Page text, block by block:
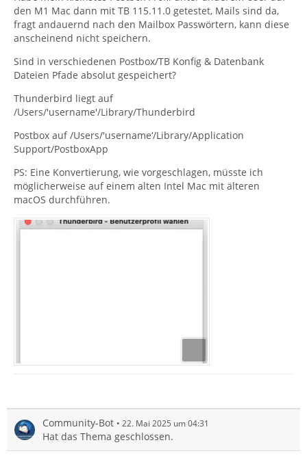
den M1 Mac dann mit TB 115.11.0 getestet, Mails sind da,
fragt andauernd nach den Mailbox Passwörtern, kann diese
anscheinend nicht speichern.
Sind in verschiedenen Postbox/TB Konfig & Datenbank
Dateien Pfade absolut gespeichert?
Thunderbird liegt auf
/Users/'username'/Library/Thunderbird
Postbox auf /Users/'username‘/Library/Application
Support/PostboxApp
PS: Eine Konvertierung, wie vorgeschlagen, müsste ich
möglicherweise auf einem alten Intel Mac mit älteren
macOS durchführen.
Community-Bot 22. Mai 2025 um 04:31
Hat das Thema geschlossen.